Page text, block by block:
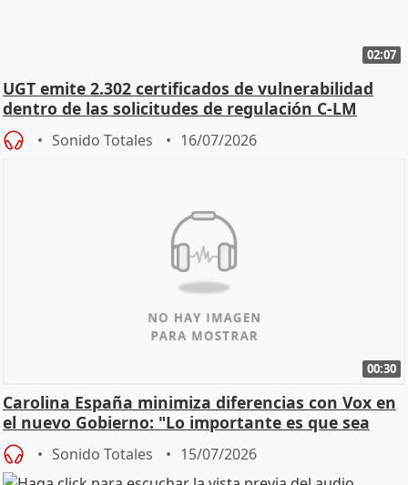
02:07
UGT emite 2.302 certificados de vulnerabilidad
dentro de las solicitudes de regulación C-LM
Sonido Totales 16/07/2026
00:30
Carolina España minimiza diferencias con Vox en
el nuevo Gobierno: "Lo importante es que sea
una leg
Sonido Totales 15/07/2026